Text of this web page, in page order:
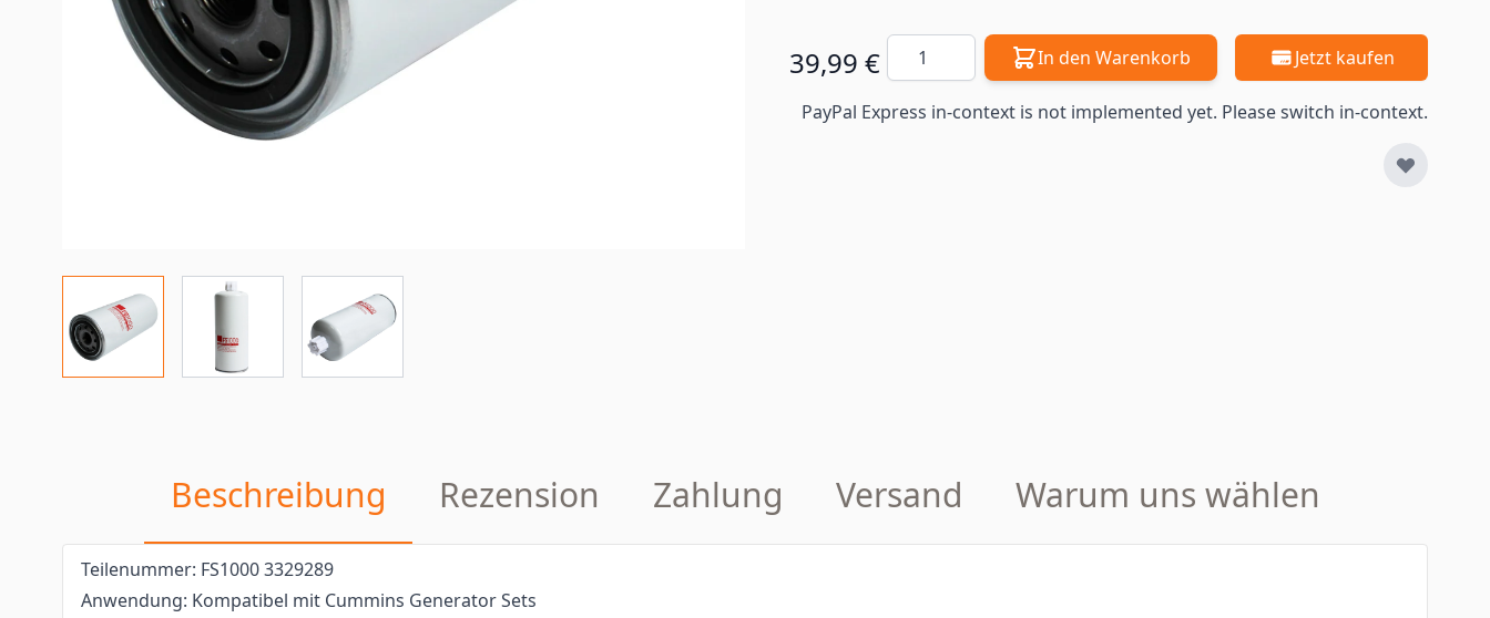
39,99 € Menge In den Warenkorb Jetzt kaufen
PayPal Express in-context is not implemented yet. Please switch in-context.
Beschreibung Rezension Zahlung Versand Warum uns wählen
Teilenummer: FS1000 3329289
Anwendung: Kompatibel mit Cummins Generator Sets